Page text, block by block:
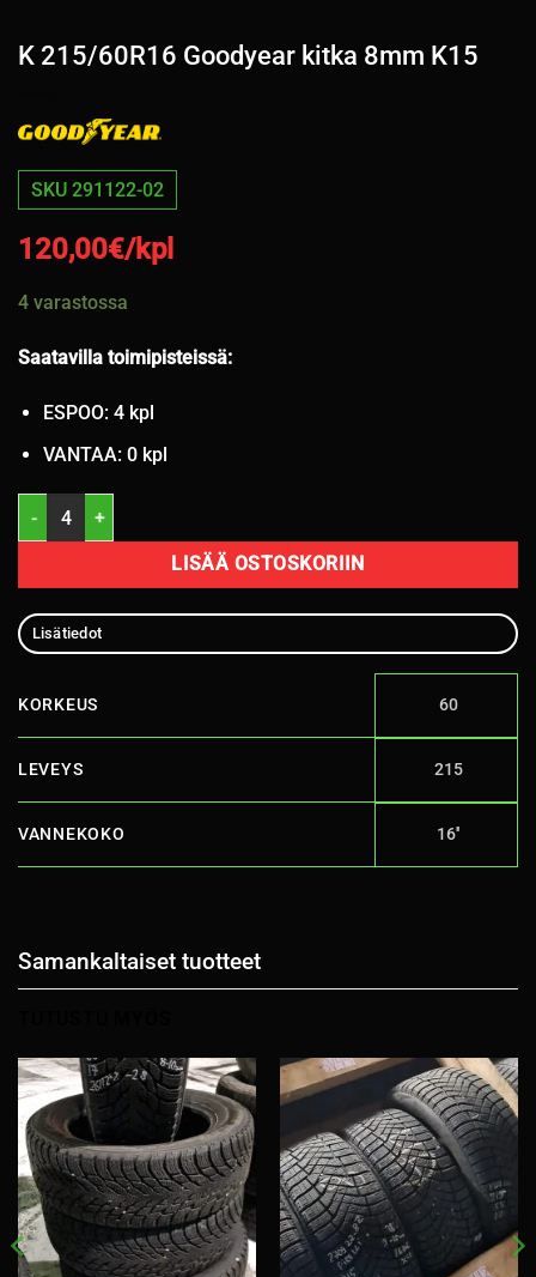
K 215/60R16 Goodyear kitka 8mm K15
SKU 291122-02
120,00€/kpl
4 varastossa
Saatavilla toimipisteissä:
ESPOO: 4 kpl
VANTAA: 0 kpl
K 215/60R16 Goodyear kitka 8mm K15 määrä
LISÄÄ OSTOSKORIIN
Lisätiedot
KORKEUS 60
LEVEYS 215
VANNEKOKO 16''
Samankaltaiset tuotteet